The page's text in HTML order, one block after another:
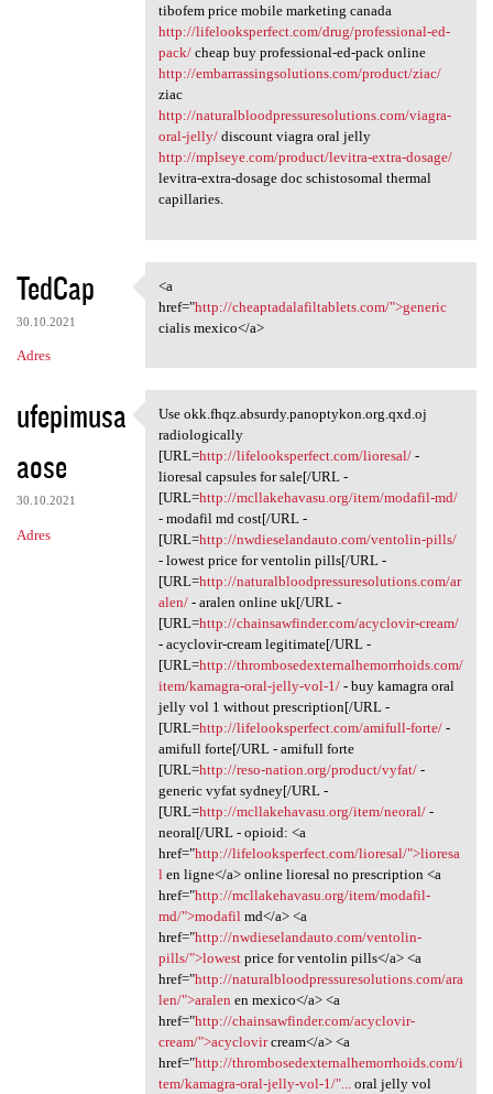
tibofem price mobile marketing canada
http://lifelooksperfect.com/drug/professional-ed-
pack/cheap buy professional-ed-pack online
http://embarrassingsolutions.com/product/ziac/
ziac
http://naturalbloodpressuresolutions.com/viagra-
oral-jelly/discount viagra oral jelly
http://mplseye.com/product/levitra-extra-dosage/
levitra-extra-dosage doc schistosomal thermal
capillaries.
TedCap
30.10.2021
Adres
<a href="http:/
<a
href="http://cheaptadalafiltablets.com/">generic
cialis mexico</a>
ufepimusa
aose
30.10.2021
Adres
Use okk.fhqz.absurdy
Use okk.fhqz.absurdy.panoptykon.org.qxd.oj
radiologically
[URL=http://lifelooksperfect.com/lioresal/-
lioresal capsules for sale[/URL -
[URL=http://mcllakehavasu.org/item/modafil-md/
- modafil md cost[/URL -
[URL=http://nwdieselandauto.com/ventolin-pills/
- lowest price for ventolin pills[/URL -
[URL=http://naturalbloodpressuresolutions.com/ar
alen/- aralen online uk[/URL -
[URL=http://chainsawfinder.com/acyclovir-cream/
- acyclovir-cream legitimate[/URL -
[URL=http://thrombosedexternalhemorrhoids.com/
item/kamagra-oral-jelly-vol-1/- buy kamagra oral
jelly vol 1 without prescription[/URL -
[URL=http://lifelooksperfect.com/amifull-forte/-
amifull forte[/URL - amifull forte
[URL=http://reso-nation.org/product/vyfat/-
generic vyfat sydney[/URL -
[URL=http://mcllakehavasu.org/item/neoral/-
neoral[/URL - opioid: <a
href="http://lifelooksperfect.com/lioresal/">lioresa
len ligne</a> online lioresal no prescription <a
href="http://mcllakehavasu.org/item/modafil-
md/">modafilmd</a> <a
href="http://nwdieselandauto.com/ventolin-
pills/">lowestprice for ventolin pills</a> <a
href="http://naturalbloodpressuresolutions.com/ara
len/">aralen en mexico</a> <a
href="http://chainsawfinder.com/acyclovir-
cream/">acyclovircream</a> <a
href="http://thrombosedexternalhemorrhoids.com/i
tem/kamagra-oral-jelly-vol-1/"...oral jelly vol